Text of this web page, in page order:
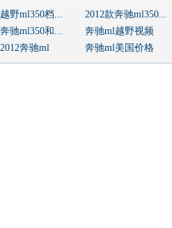
野ml350档...
2012款奔驰ml350...
驰ml350和...
奔驰ml越野视频
奔驰ml 奔驰ml美国价格